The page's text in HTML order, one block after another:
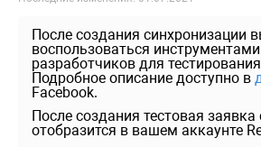
После создания синхронизации
воспользоваться
разработчиков для
Подробное описание доступно в
Facebook.
После создания тестовая
отобразится в вашем аккаунте